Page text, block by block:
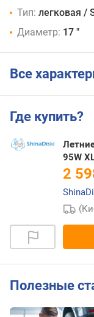
Тип: легковая /
Диаметр: 17 "
Все
Где купить?
95W
2
Полезные